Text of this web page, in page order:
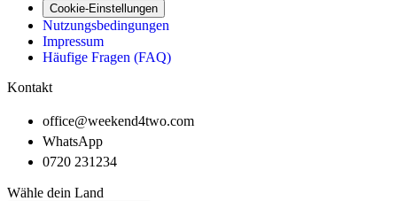
Cookie-Einstellungen
Nutzungsbedingungen
Impressum
Häufige Fragen (FAQ)
Kontakt
office@weekend4two.com
WhatsApp
0720 231234
Wähle dein Land